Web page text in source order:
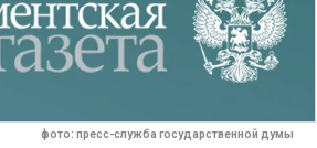
фото: пресс-служба государственной думы